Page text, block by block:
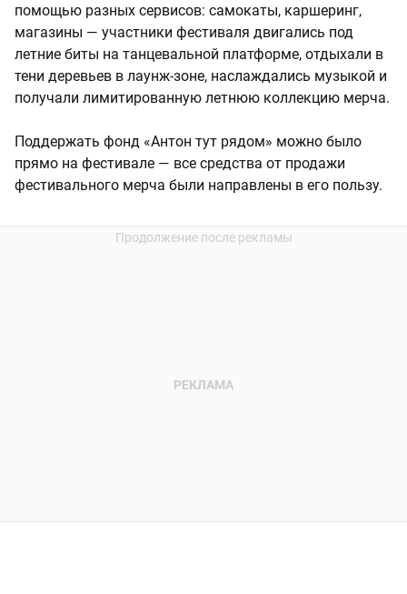
помощью разных сервисов: самокаты, каршеринг,
магазины — участники фестиваля двигались под
летние биты на танцевальной платформе, отдыхали в
тени деревьев в лаунж-зоне, наслаждались музыкой и
получали лимитированную летнюю коллекцию мерча.
Поддержать фонд «Антон тут рядом» можно было
прямо на фестивале — все средства от продажи
фестивального мерча были направлены в его пользу.